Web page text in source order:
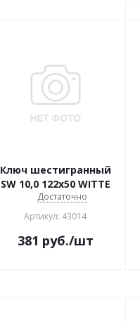
Ключ шестигранный
SW 10,0 122х50 WITTE
Достаточно
Артикул: 43014
381 руб./шт